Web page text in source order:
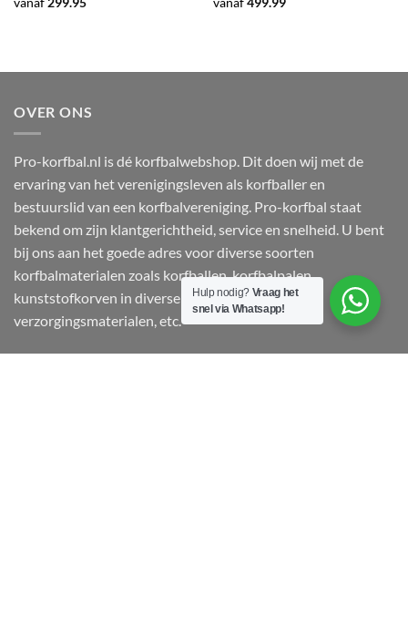
vanaf299.95
vanaf499.99
OVER ONS
Pro-korfbal.nl is dé korfbalwebshop. Dit doen wij met de
ervaring van het verenigingsleven als korfballer en
bestuurslid van een korfbalvereniging. Pro-korfbal staat
bekend om zijn klantgerichtheid, service en snelheid. U bent
bij ons aan het goede adres voor diverse soorten
korfbalmaterialen zoals korfballen, korfbalpalen,
kunststofkorven in diverse vrolijke kleuren,
verzorgingsmaterialen, etc.
Hulp nodig? Vraag het
snel via Whatsapp!